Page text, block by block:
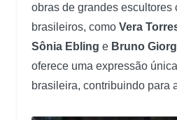
obras de grandes escultores
brasileiros, como Vera
Sônia Ebling e Bruno
oferece uma expressão
brasileira, contribuindo para